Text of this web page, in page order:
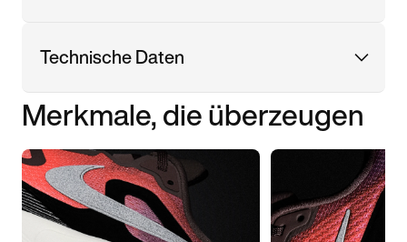
Technische Daten
Merkmale, die überzeugen